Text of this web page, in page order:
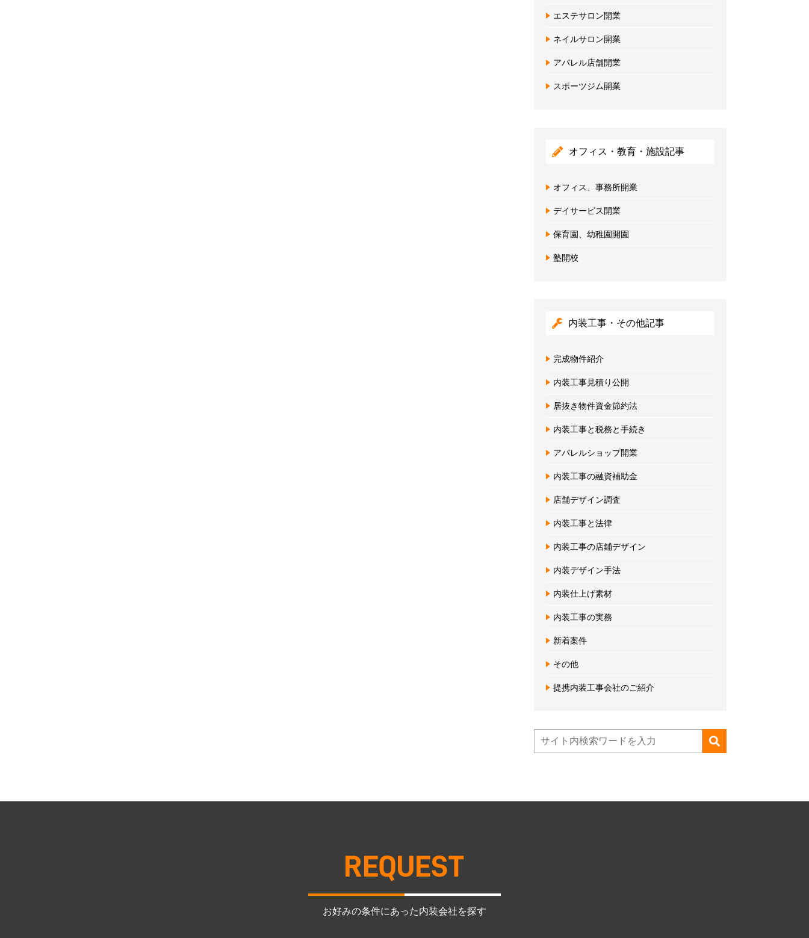
エステサロン開業
ネイルサロン開業
アパレル店舗開業
スポーツジム開業
オフィス・教育・施設記事
オフィス、事務所開業
デイサービス開業
保育園、幼稚園開園
塾開校
内装工事・その他記事
完成物件紹介
内装工事見積り公開
居抜き物件資金節約法
内装工事と税務と手続き
アパレルショップ開業
内装工事の融資補助金
店舗デザイン調査
内装工事と法律
内装工事の店鋪デザイン
内装デザイン手法
内装仕上げ素材
内装工事の実務
新着案件
その他
提携内装工事会社のご紹介
お好みの条件にあった内装会社を探す